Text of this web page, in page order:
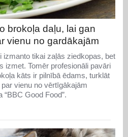
brokoļa daļu, lai gan
vienu no gardākajām
izmanto tikai zaļās ziedkopas, bet
izmet. Tomēr profesionāli pavāri
kāts ir pilnībā ēdams, turklāt
vienu no vērtīgākajām
Good Food”.